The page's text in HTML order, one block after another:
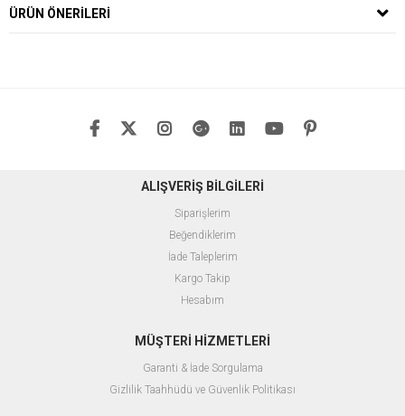
ÜRÜN ÖNERILERI
ALIŞVERİŞ BİLGİLERİ
Siparişlerim
Beğendiklerim
İade Taleplerim
Kargo Takip
Hesabım
MÜŞTERİ HİZMETLERİ
Garanti & İade Sorgulama
Gizlilik Taahhüdü ve Güvenlik Politikası